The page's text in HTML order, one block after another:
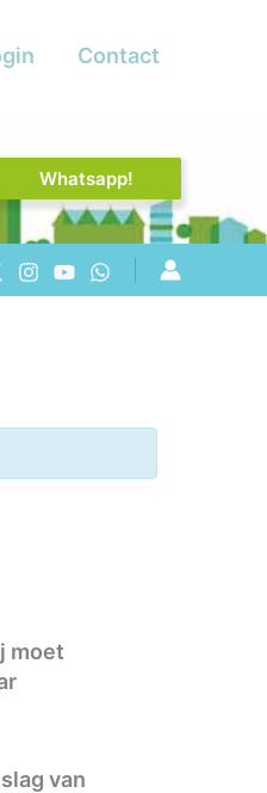
Contact
Whatsapp!
moet
van